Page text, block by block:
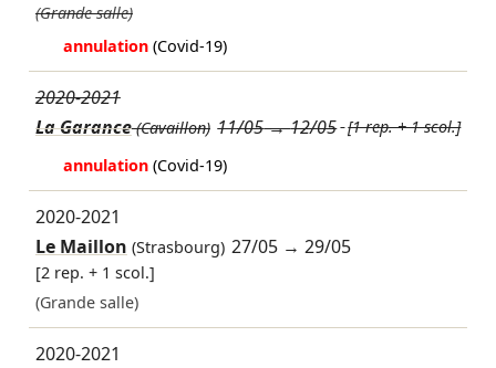
(Grande salle)
annulation (Covid-19)
2020-2021
La Garance(Cavaillon) 11/05→12/05 [1 rep. + 1 scol.]
annulation (Covid-19)
2020-2021
Le Maillon (Strasbourg) 27/05 →29/05
[2 rep. + 1 scol.]
(Grande salle)
2020-2021